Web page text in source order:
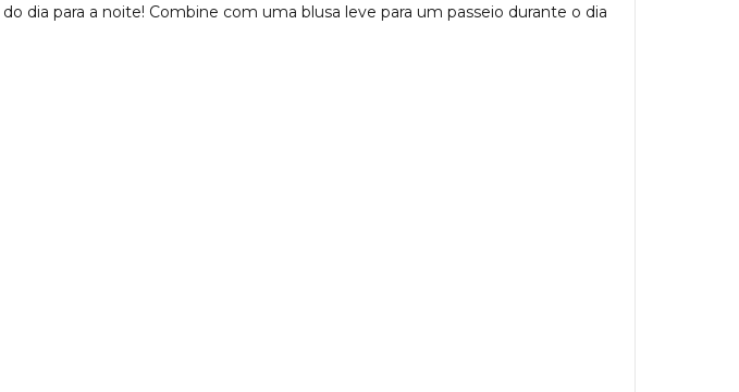
dia para a noite! Combine com uma blusa leve para um passeio durante o dia